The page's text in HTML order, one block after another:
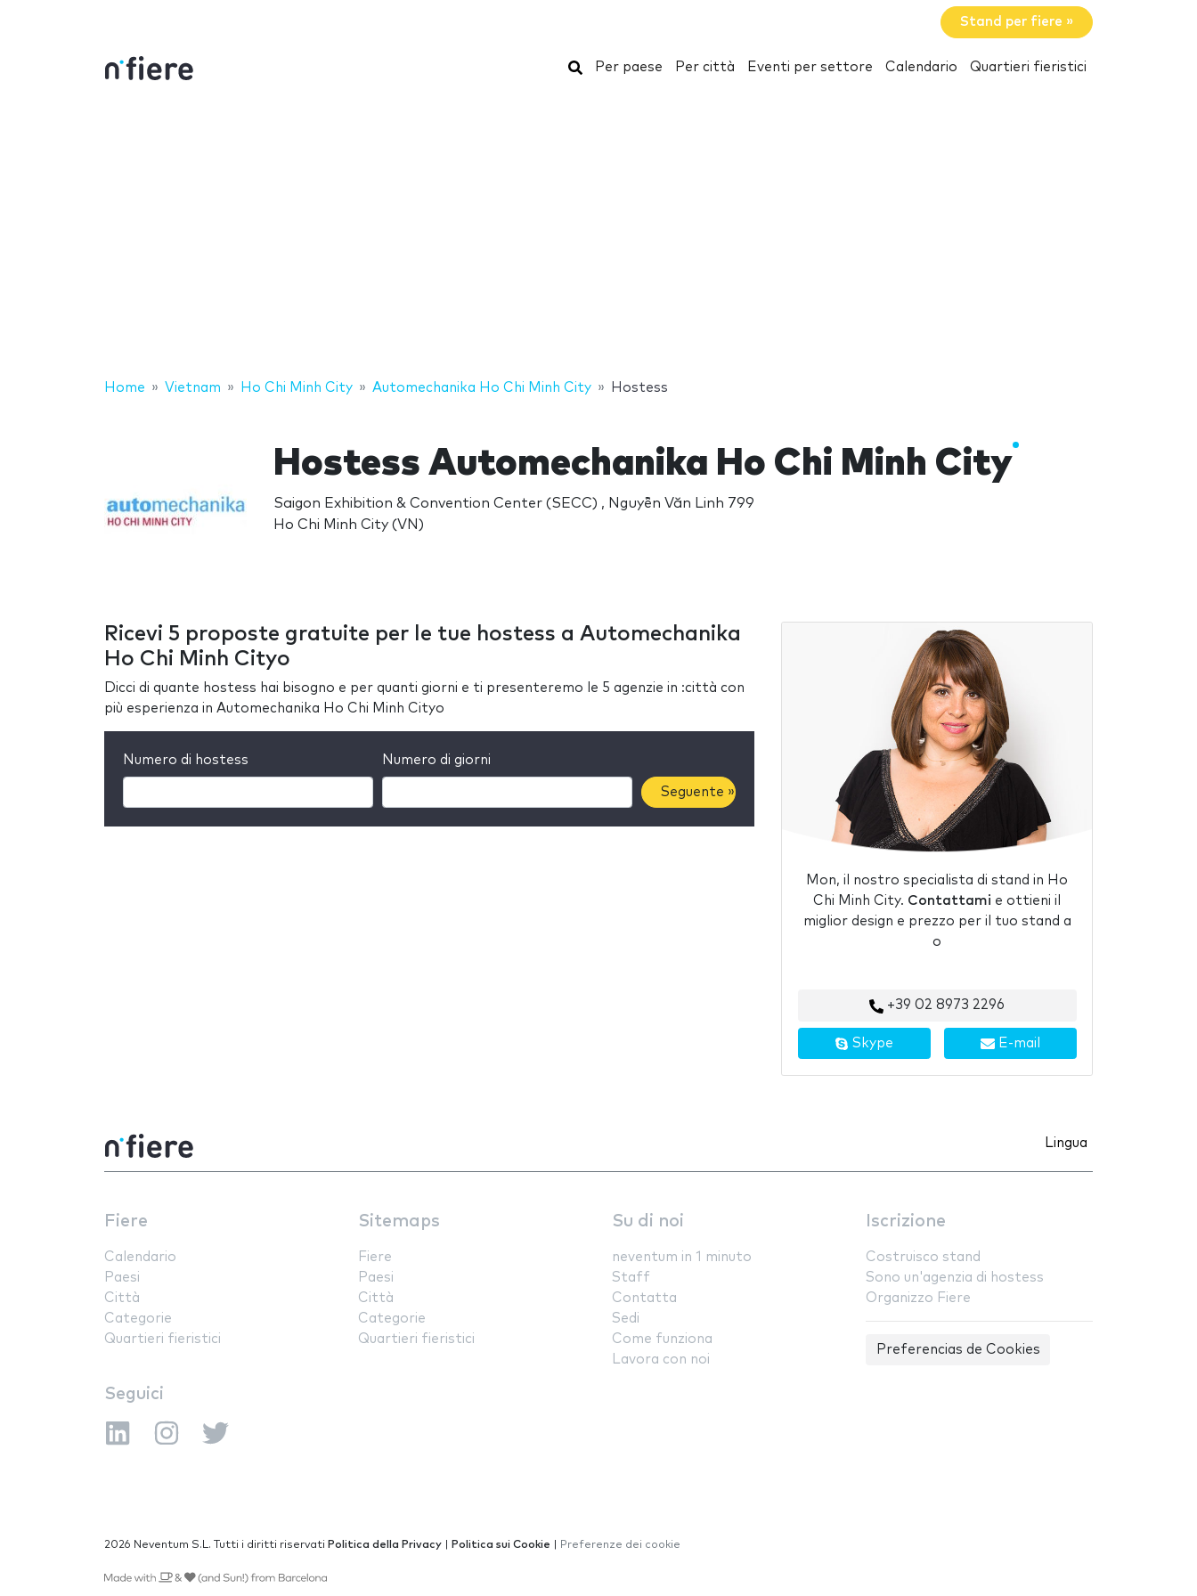
Stand per fiere »
Cerca
Per paese Per città Eventi per settore Calendario Quartieri fieristici
Home Vietnam Ho Chi Minh City Automechanika Ho Chi Minh City Hostess
Hostess Automechanika Ho Chi Minh City
Saigon Exhibition & Convention Center (SECC) , Nguyễn Văn Linh 799
Ho Chi Minh City (VN)
Ricevi 5 proposte gratuite per le tue hostess a Automechanika
Ho Chi Minh Cityo
Dicci di quante hostess hai bisogno e per quanti giorni e ti presenteremo le 5 agenzie in :città con
più esperienza in Automechanika Ho Chi Minh Cityo
Numero di hostess Numero di giorni
Seguente »
Mon, il nostro specialista di stand in Ho
Chi Minh City. Contattami e ottieni il
miglior design e prezzo per il tuo stand a
o
+39 02 8973 2296
Skype E-mail
Lingua
Fiere
Calendario
Paesi
Città
Categorie
Quartieri fieristici
Sitemaps
Fiere
Paesi
Città
Categorie
Quartieri fieristici
Su di noi
neventum in 1 minuto
Staff
Contatta
Sedi
Come funziona
Lavora con noi
Iscrizione
Costruisco stand
Sono un'agenzia di hostess
Organizzo Fiere
Preferencias de Cookies
Seguici
2026 Neventum S.L. Tutti i diritti riservati Politica della Privacy Politica sui Cookie Preferenze dei cookie